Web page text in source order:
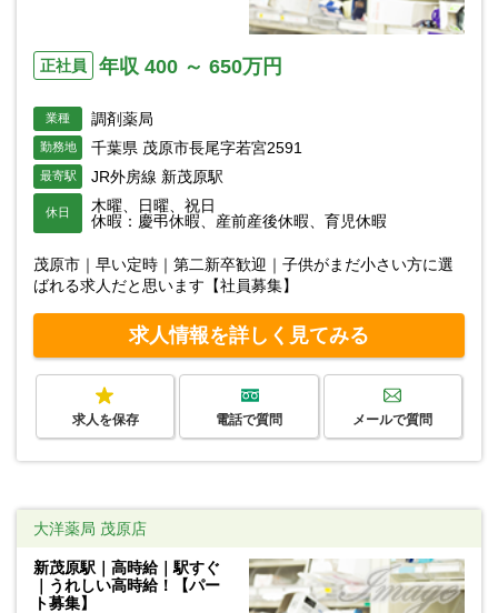
正社員 年収 400 ～ 650万円
業種 調剤薬局
勤務地 千葉県 茂原市長尾字若宮2591
最寄駅 JR外房線 新茂原駅
休日
木曜、日曜、祝日
休暇：慶弔休暇、産前産後休暇、育児休暇
茂原市｜早い定時｜第二新卒歓迎｜子供がまだ小さい方に選
ばれる求人だと思います【社員募集】
求人情報を詳しく見てみる
求人を保存 電話で質問 メールで質問
大洋薬局 茂原店
新茂原駅｜高時給｜駅すぐ
｜うれしい高時給！【パー
ト募集】